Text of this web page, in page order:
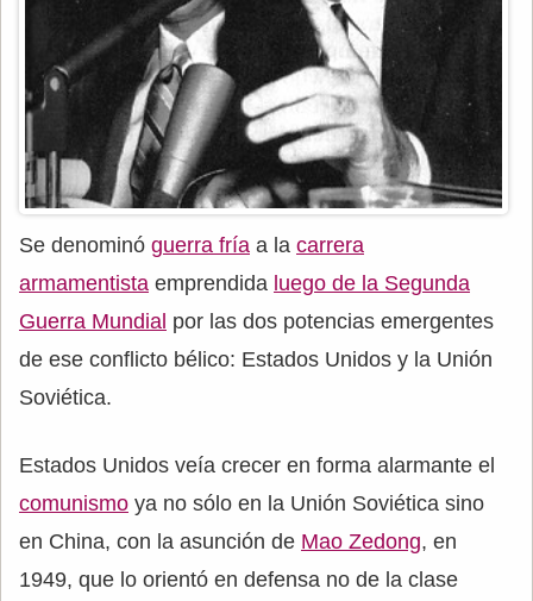
Se denominó guerra fría a la carrera
armamentista emprendida luego de la Segunda
Guerra Mundial por las dos potencias emergentes
de ese conflicto bélico: Estados Unidos y la Unión
Soviética.
Estados Unidos veía crecer en forma alarmante el
comunismo ya no sólo en la Unión Soviética sino
en China, con la asunción de Mao Zedong, en
1949, que lo orientó en defensa no de la clase